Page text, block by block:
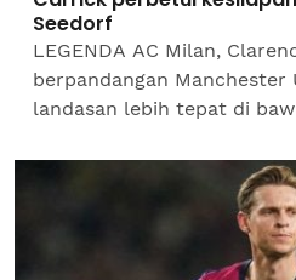
Seedorf
LEGENDA AC Milan,
berpandangan Manchester
landasan lebih tepat di
memperbetulkan...